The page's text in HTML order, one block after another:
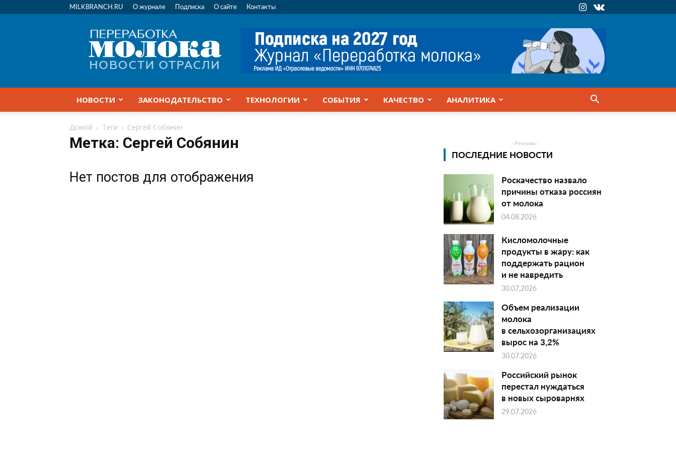
MILKBRANCH.RU О журнале Подписка О сайте Контакты
Переработка
молока
|
Новости
НОВОСТИ ЗАКОНОДАТЕЛЬСТВО ТЕХНОЛОГИИ СОБЫТИЯ КАЧЕСТВО АНАЛИТИКА
Домой Теги Сергей Собянин
Метка: Сергей Собянин
Нет постов для отображения
- Реклама -
ПОСЛЕДНИЕ НОВОСТИ
Роскачество назвало
причины отказа россиян
от молока
04.08.2026
Кисломолочные
продукты в жару: как
поддержать рацион
и не навредить
30.07.2026
Объем реализации
молока
в сельхозорганизациях
вырос на 3,2%
30.07.2026
Российский рынок
перестал нуждаться
в новых сыроварнях
29.07.2026